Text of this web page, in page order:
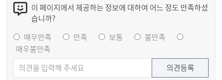
이 페이지에서 제공하는 정보에 대하여 어느 정도 만족하셨
습니까?
매우만족
만족 보통
불만족
매우불만족